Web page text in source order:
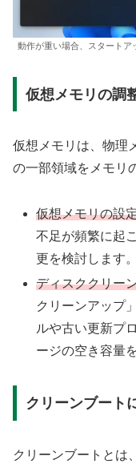
動作が重い場合、スタートア
仮想メモリの調
仮想メモリは、物理
の一部領域をメモリ
仮想メモリの設
不足が頻繁に起
更を検討します。
ディスククリー
クリーンアップ
ルや古い更新プ
ージの空き容量
クリーンブート
クリーンブートとは